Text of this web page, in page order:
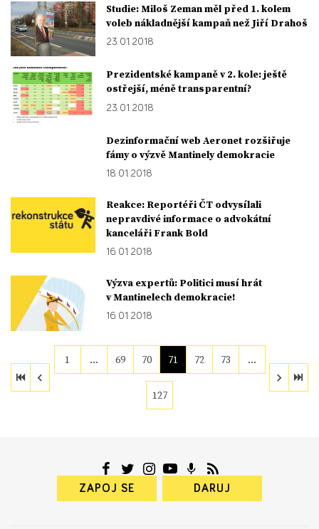
Studie: Miloš Zeman měl před 1. kolem
voleb nákladnější kampaň než Jiří Drahoš
23. 01. 2018
Prezidentské kampaně v 2. kole: ještě
ostřejší, méně transparentní?
23. 01. 2018
Dezinformační web Aeronet rozšiřuje
fámy o výzvě Mantinely demokracie
18. 01. 2018
Reakce: Reportéři ČT odvysílali
nepravdivé informace o advokátní
kanceláři Frank Bold
16. 01. 2018
Výzva expertů: Politici musí hrát
v Mantinelech demokracie!
16. 01. 2018
1 … 69 70 71 72 73 …
127
ZAPOJ SE DARUJ